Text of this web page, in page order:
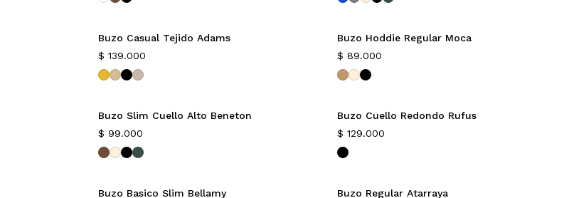
Buzo Casual Tejido Adams
$ 139.000
Buzo Hoddie Regular Moca
$ 89.000
Buzo Slim Cuello Alto Beneton
$ 99.000
Buzo Cuello Redondo Rufus
$ 129.000
Buzo Basico Slim Bellamy
Buzo Regular Atarraya